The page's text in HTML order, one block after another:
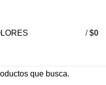
/ $0
que busca.